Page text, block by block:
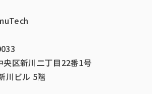
新川二丁目22番1号
ビル 5階